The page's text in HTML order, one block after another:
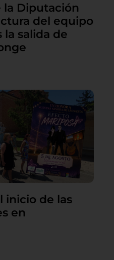
la Diputación
del equipo
la salida de
inicio de las
en